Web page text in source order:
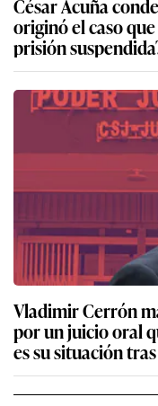
César Acuña
originó el caso
prisión
Vladimir Cerrón
por un juicio oral
es su situación